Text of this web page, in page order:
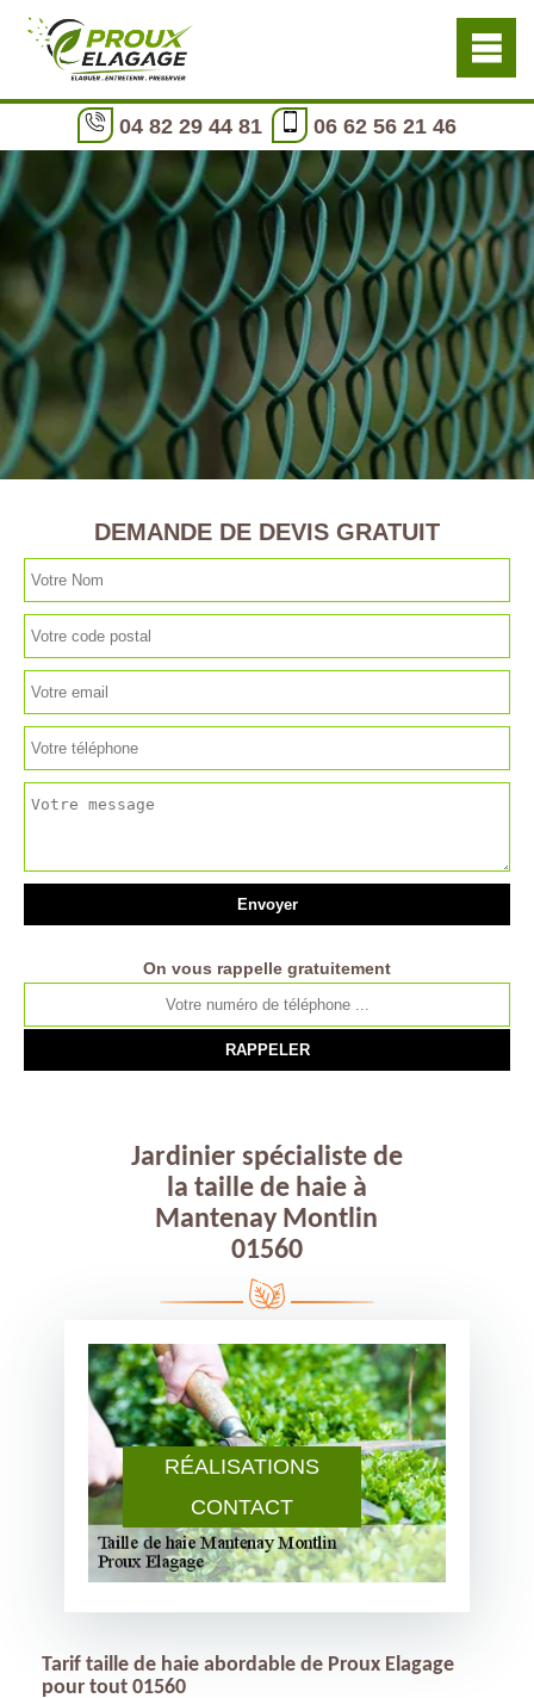
04 82 29 44 81 06 62 56 21 46
RÉALISATIONS
CONTACT
DEMANDE DE DEVIS GRATUIT
On vous rappelle gratuitement
Jardinier spécialiste de
la taille de haie à
Mantenay Montlin
01560
Tarif taille de haie abordable de Proux Elagage
pour tout 01560